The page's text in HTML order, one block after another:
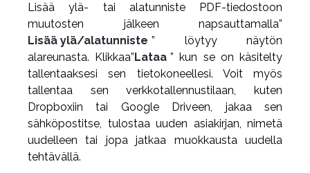
Lisää ylä- tai alatunniste PDF-tiedostoon
muutosten jälkeen napsauttamalla”
Lisää ylä/alatunniste ” löytyy näytön
alareunasta. Klikkaa”Lataa ” kun se on käsitelty
tallentaaksesi sen tietokoneellesi. Voit myös
tallentaa sen verkkotallennustilaan, kuten
Dropboxiin tai Google Driveen, jakaa sen
sähköpostitse, tulostaa uuden asiakirjan, nimetä
uudelleen tai jopa jatkaa muokkausta uudella
tehtävällä.